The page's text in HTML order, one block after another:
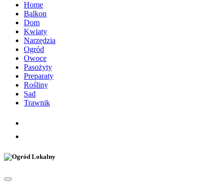
Home
Balkon
Dom
Kwiaty
Narzędzia
Ogród
Owoce
Pasożyty
Preparaty
Rośliny
Sad
Trawnik